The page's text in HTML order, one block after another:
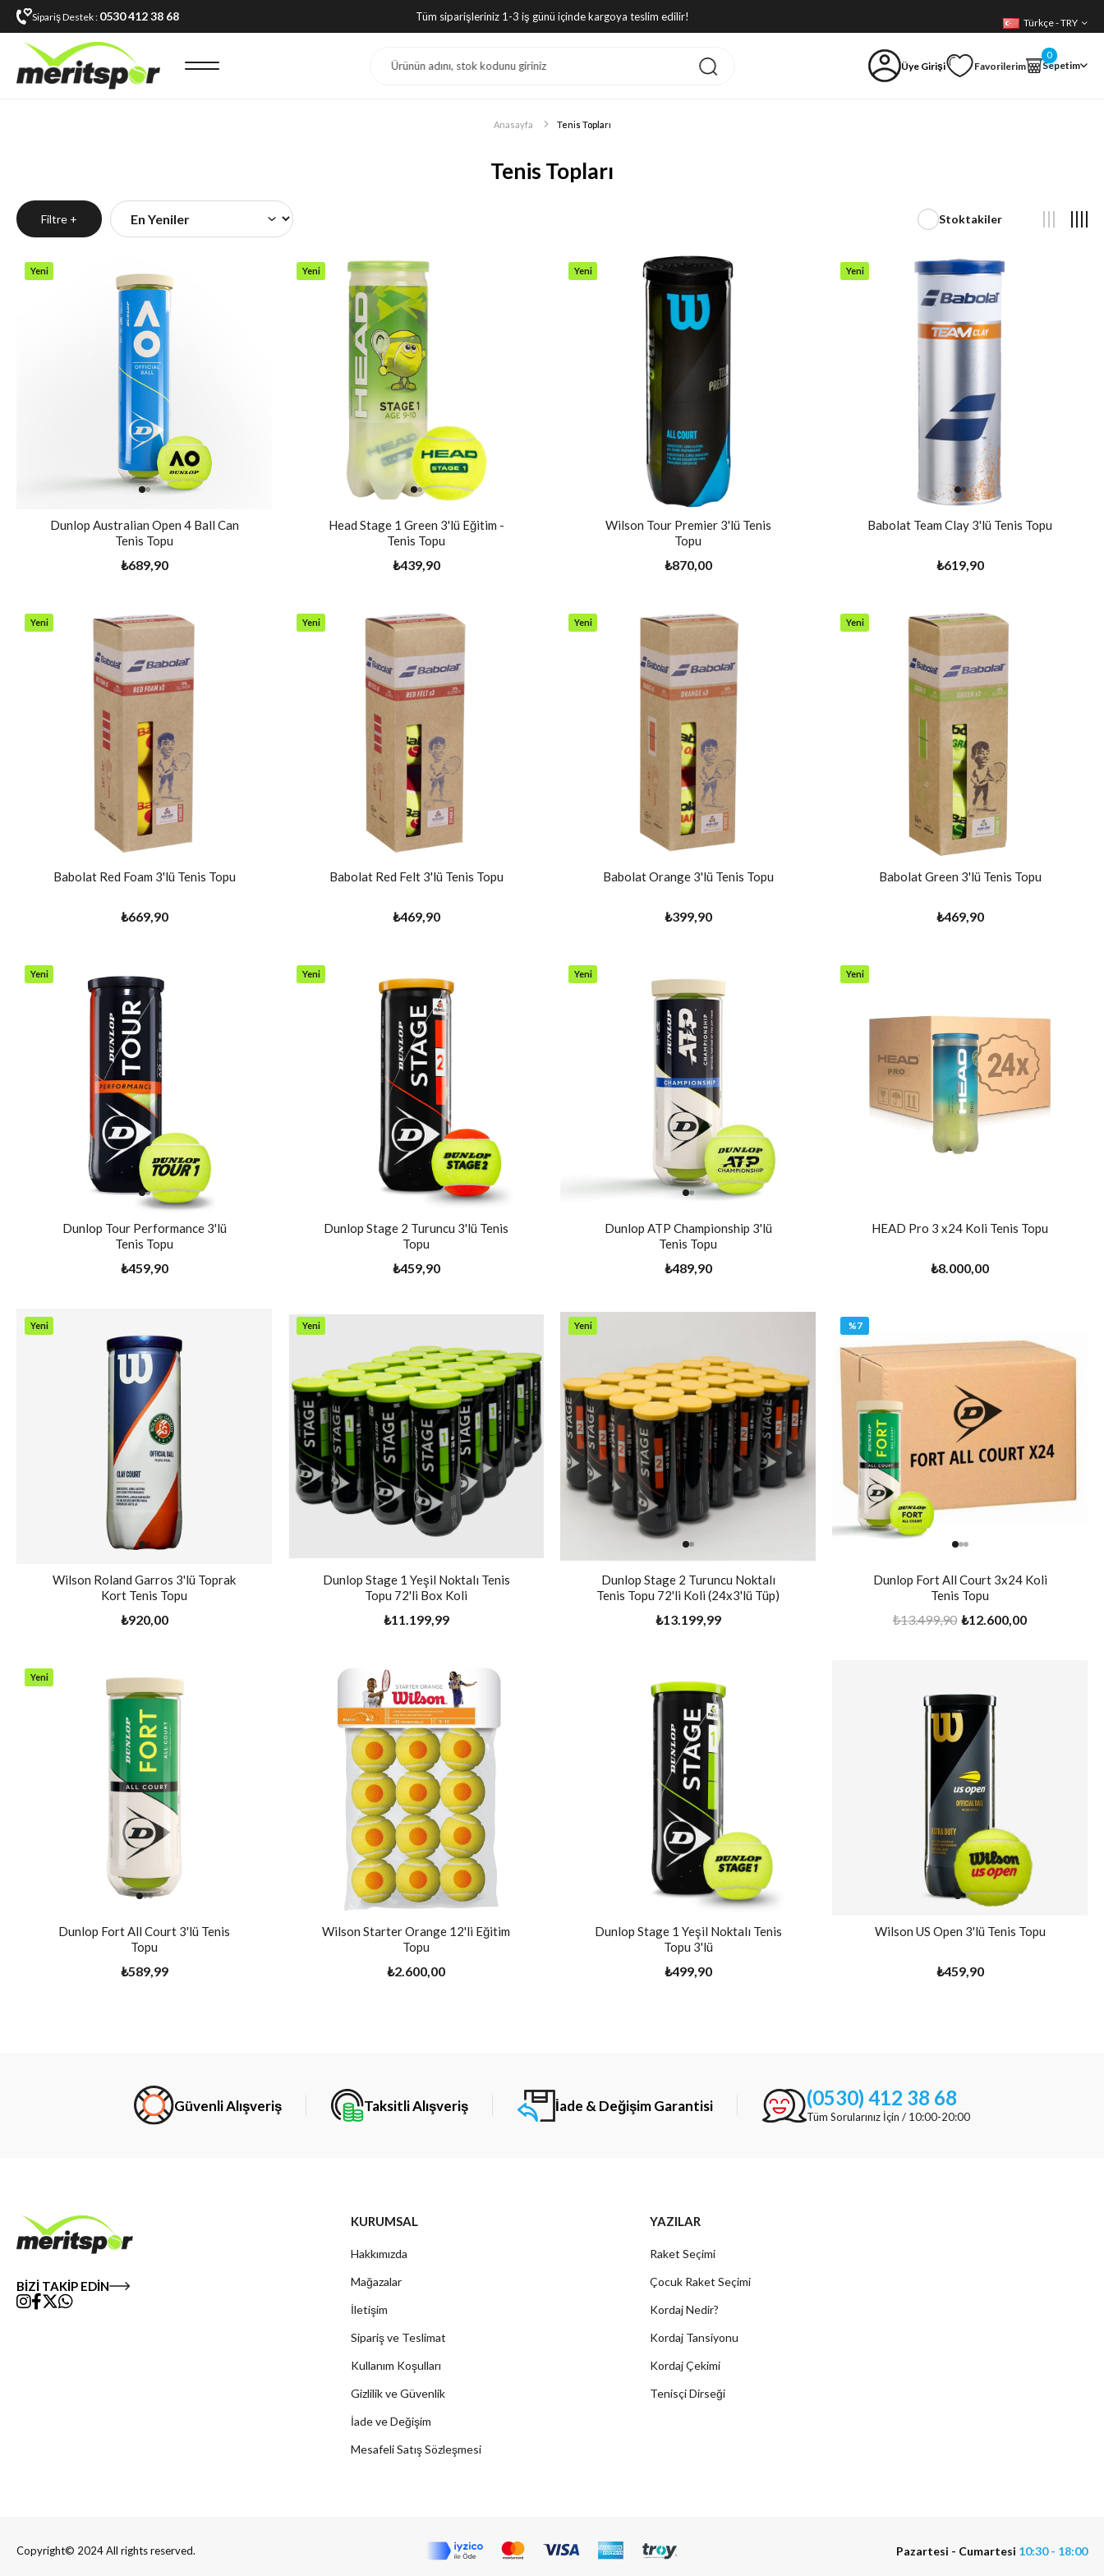
Sipariş Destek : 0530 412 38 68 Tüm siparişleriniz 1-3 iş günü içinde kargoya teslim edilir! Türkçe - TRY
Üye Girişi Favorilerim Sepetim
0
Anasayfa Tenis Topları
Tenis Topları
Filtre + Stoktakiler
Dunlop Australian Open 4 Ball Can
Tenis Topu
₺689,90
Yeni
Head Stage 1 Green 3'lü Eğitim -
Tenis Topu
₺439,90
Yeni
Wilson Tour Premier 3'lü Tenis
Topu
₺870,00
Yeni
Babolat Team Clay 3'lü Tenis Topu
₺619,90
Yeni
Babolat Red Foam 3'lü Tenis Topu
₺669,90
Yeni
Babolat Red Felt 3'lü Tenis Topu
₺469,90
Yeni
Babolat Orange 3'lü Tenis Topu
₺399,90
Yeni
Babolat Green 3'lü Tenis Topu
₺469,90
Yeni
Dunlop Tour Performance 3'lü
Tenis Topu
₺459,90
Yeni
Dunlop Stage 2 Turuncu 3'lü Tenis
Topu
₺459,90
Yeni
Dunlop ATP Championship 3'lü
Tenis Topu
₺489,90
Yeni
HEAD Pro 3 x24 Koli Tenis Topu
₺8.000,00
Yeni
Wilson Roland Garros 3'lü Toprak
Kort Tenis Topu
₺920,00
Yeni
Dunlop Stage 1 Yeşil Noktalı Tenis
Topu 72'li Box Koli
₺11.199,99
Yeni
Dunlop Stage 2 Turuncu Noktalı
Tenis Topu 72'li Koli (24x3'lü Tüp)
₺13.199,99
Yeni
Dunlop Fort All Court 3x24 Koli
Tenis Topu
₺12.600,00
₺13.499,90
%7
Dunlop Fort All Court 3'lü Tenis
Topu
₺589,99
Yeni
Wilson Starter Orange 12'li Eğitim
Topu
₺2.600,00
Dunlop Stage 1 Yeşil Noktalı Tenis
Topu 3'lü
₺499,90
Wilson US Open 3'lü Tenis Topu
₺459,90
Güvenli Alışveriş Taksitli Alışveriş İade & Değişim Garantisi (0530) 412 38 68
Tüm Sorularınız İçin / 10:00-20:00
BİZİ TAKİP EDİN
KURUMSAL
Hakkımızda
Mağazalar
İletişim
Sipariş ve Teslimat
Kullanım Koşulları
Gizlilik ve Güvenlik
İade ve Değişim
Mesafeli Satış Sözleşmesi
YAZILAR
Raket Seçimi
Çocuk Raket Seçimi
Kordaj Nedir?
Kordaj Tansiyonu
Kordaj Çekimi
Tenisçi Dirseği
Copyright© 2024 All rights reserved. Pazartesi - Cumartesi 10:30 - 18:00